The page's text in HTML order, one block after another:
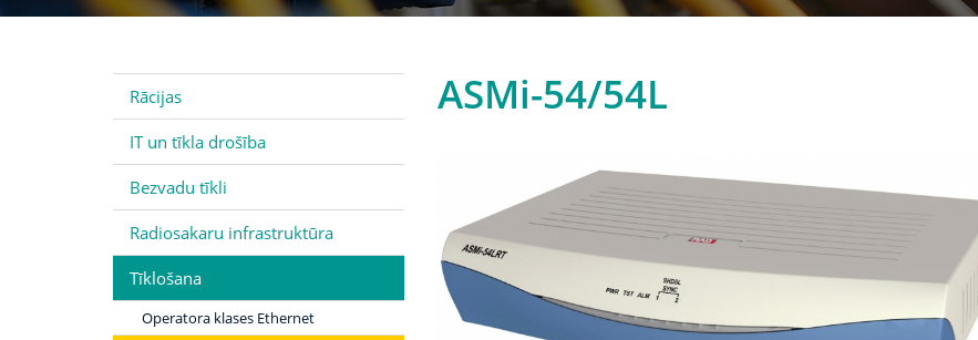
Rācijas
IT un tīkla drošība
Bezvadu tīkli
Radiosakaru infrastruktūra
Tīklošana
Operatora klases Ethernet
ASMi-54/54L